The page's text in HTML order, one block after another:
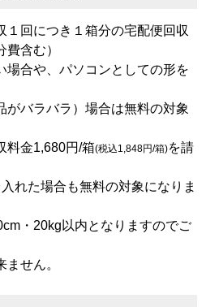
１回につき１箱分の宅配便回収
含む）
場合や、パソコンとしての形を
がバラバラ）場合は無料の対象
料金1,680円/箱(税込1,848円/箱)を請
れた場合も無料の対象になりま
・20kg以内となりますのでご
ません。